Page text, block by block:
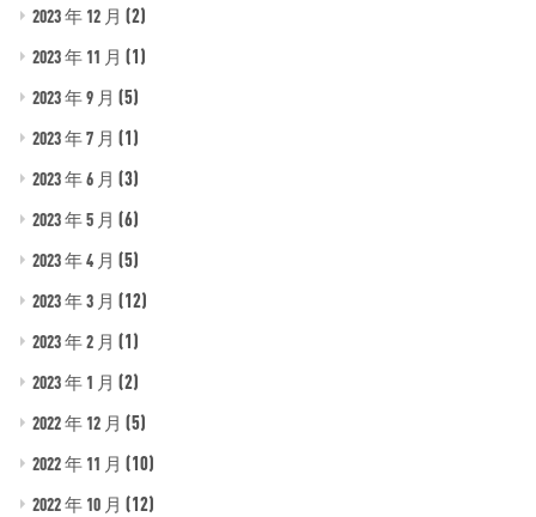
2023 年 12 月 (2)
2023 年 11 月 (1)
2023 年 9 月 (5)
2023 年 7 月 (1)
2023 年 6 月 (3)
2023 年 5 月 (6)
2023 年 4 月 (5)
2023 年 3 月 (12)
2023 年 2 月 (1)
2023 年 1 月 (2)
2022 年 12 月 (5)
2022 年 11 月 (10)
2022 年 10 月 (12)